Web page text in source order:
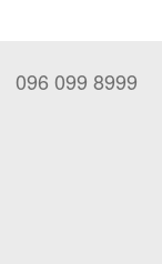
096 099 8999